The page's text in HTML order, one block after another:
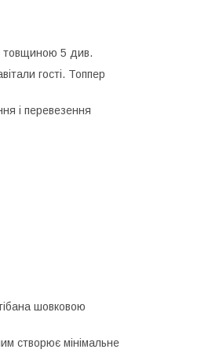
товщиною 5 див.
гості. Топпер
і перевезення
шовковою
створює мінімальне